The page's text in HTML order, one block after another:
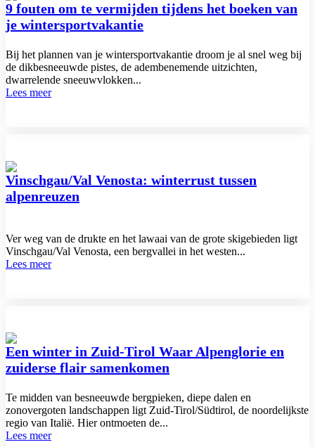
9 fouten om te vermijden tijdens het boeken van
je wintersportvakantie
Bij het plannen van je wintersportvakantie droom je al snel weg bij
de dikbesneeuwde pistes, de adembenemende uitzichten,
dwarrelende sneeuwvlokken...
Lees meer
Vinschgau/Val Venosta: winterrust tussen
alpenreuzen
Ver weg van de drukte en het lawaai van de grote skigebieden ligt
Vinschgau/Val Venosta, een bergvallei in het westen...
Lees meer
Een winter in Zuid-Tirol Waar Alpenglorie en
zuiderse flair samenkomen
Te midden van besneeuwde bergpieken, diepe dalen en
zonovergoten landschappen ligt Zuid-Tirol/Südtirol, de noordelijkste
regio van Italië. Hier ontmoeten de...
Lees meer